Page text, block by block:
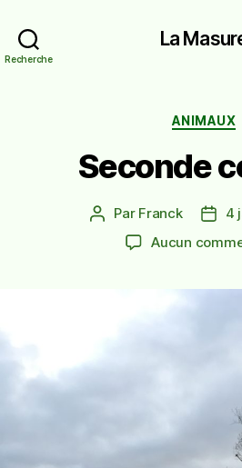
Recherche
La
ANIMAUX
Seconde
Auteur
l’article
Par Franck
Date
4
Aucun